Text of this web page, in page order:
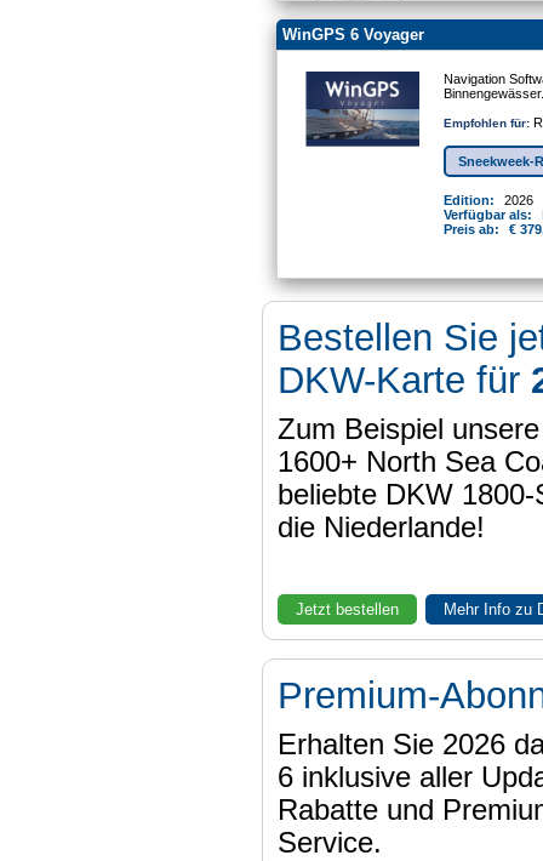
WinGPS 6 Voyager
Navigation
Binnengewässer.
Empfohlen für:
Sneekweek-
Edition:
2026
Verfügbar als:
Preis ab:
€
Bestellen Sie
DKW-Karte für
Zum Beispiel
1600+ North Sea
beliebte DKW
die Niederlande!
Jetzt bestellen Mehr Info zu
Premium-
Erhalten Sie 2026
6 inklusive aller
Rabatte und
Service.